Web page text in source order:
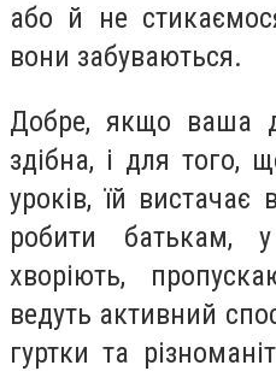
або й не
вони забуваються.
Добре, якщо ваша
здібна, і для того,
уроків, їй
робити батькам,
хворіють,
ведуть активний
гуртки та